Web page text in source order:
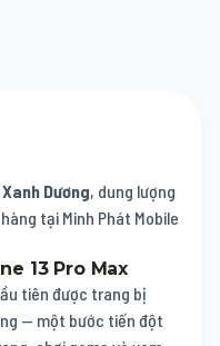
Xanh Dương, dung lượng
tại Minh Phát Mobile
13 Pro Max
tiên được trang bị
— một bước tiến đột